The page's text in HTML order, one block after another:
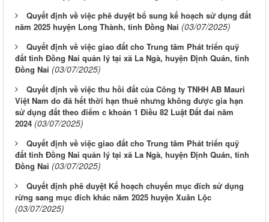
Quyết định về việc phê duyệt bổ sung kế hoạch sử dụng đất
năm 2025 huyện Long Thành, tỉnh Đồng Nai (03/07/2025)
Quyết định về việc giao đất cho Trung tâm Phát triển quỹ
đất tỉnh Đồng Nai quản lý tại xã La Ngà, huyện Định Quán, tỉnh
Đồng Nai (03/07/2025)
Quyết định về việc thu hồi đất của Công ty TNHH AB Mauri
Việt Nam do đã hết thời hạn thuê nhưng không được gia hạn
sử dụng đất theo điểm c khoản 1 Điều 82 Luật Đất đai năm
2024 (03/07/2025)
Quyết định về việc giao đất cho Trung tâm Phát triển quỹ
đất tỉnh Đồng Nai quản lý tại xã La Ngà, huyện Định Quán, tỉnh
Đồng Nai (03/07/2025)
Quyết định phê duyệt Kế hoạch chuyển mục đích sử dụng
rừng sang mục đích khác năm 2025 huyện Xuân Lộc
(03/07/2025)